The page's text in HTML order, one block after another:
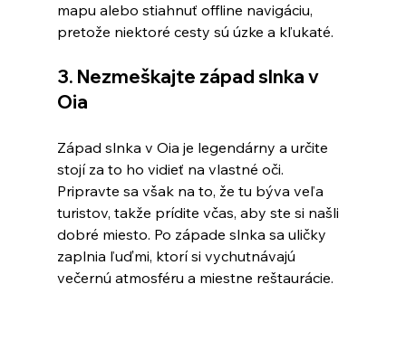
mapu alebo stiahnuť offline navigáciu,
pretože niektoré cesty sú úzke a kľukaté.
3. Nezmeškajte západ slnka v
Oia
Západ slnka v Oia je legendárny a určite
stojí za to ho vidieť na vlastné oči.
Pripravte sa však na to, že tu býva veľa
turistov, takže prídite včas, aby ste si našli
dobré miesto. Po západe slnka sa uličky
zaplnia ľuďmi, ktorí si vychutnávajú
večernú atmosféru a miestne reštaurácie.